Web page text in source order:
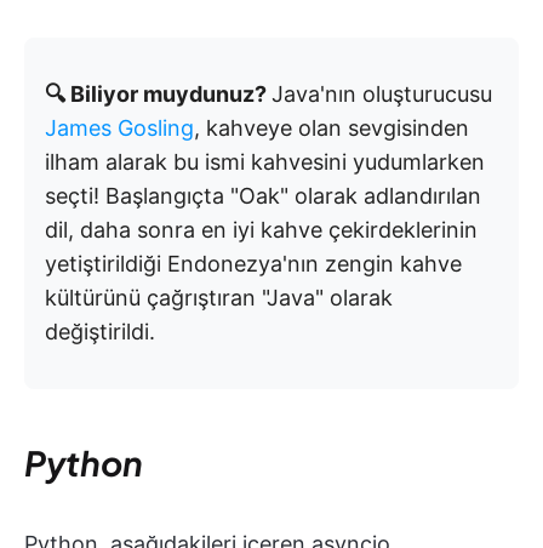
🔍 Biliyor muydunuz?Java'nın oluşturucusu
James Gosling, kahveye olan sevgisinden
ilham alarak bu ismi kahvesini yudumlarken
seçti! Başlangıçta "Oak" olarak adlandırılan
dil, daha sonra en iyi kahve çekirdeklerinin
yetiştirildiği Endonezya'nın zengin kahve
kültürünü çağrıştıran "Java" olarak
değiştirildi.
Python